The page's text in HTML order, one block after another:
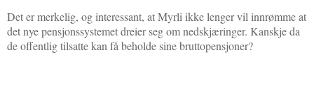
Det er merkelig, og interessant, at Myrli ikke lenger vil innrømme at
det nye pensjonssystemet dreier seg om nedskjæringer. Kanskje da
de offentlig tilsatte kan få beholde sine bruttopensjoner?